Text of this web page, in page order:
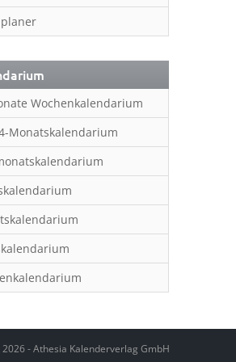
Wochenkalendarium
Monatskalendarium
- Athesia Kalenderverlag GmbH